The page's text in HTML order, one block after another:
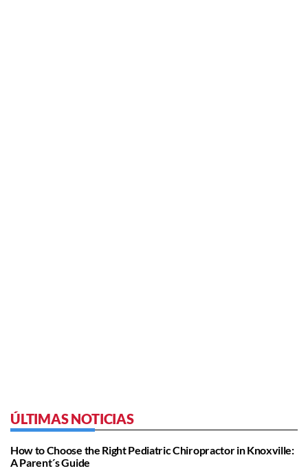
ÚLTIMAS NOTICIAS
How to Choose the Right Pediatric Chiropractor in Knoxville:
A Parent´s Guide